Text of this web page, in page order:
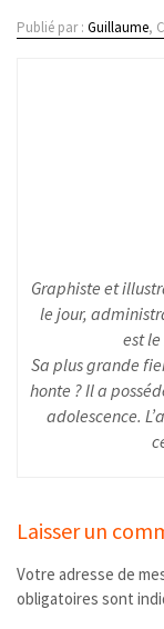
Publié par : Guillaume,
Graphiste et
le jour,
est
Sa plus grande
honte ? Il a
adolescence.
Laisser un
Votre adresse de
obligatoires sont